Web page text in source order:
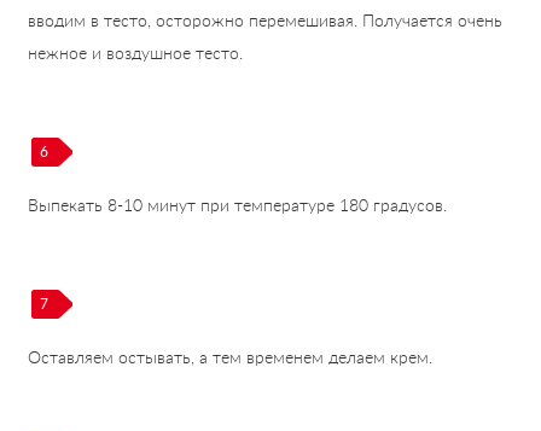
вводим в тесто, осторожно перемешивая. Получается очень
нежное и воздушное тесто.
6
Выпекать 8-10 минут при температуре 180 градусов.
7
Оставляем остывать, а тем временем делаем крем.